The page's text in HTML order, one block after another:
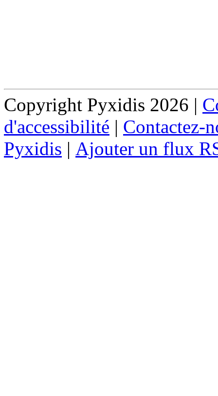
Copyright Pyxidis 2026 |
d'accessibilité | Contactez-
Pyxidis | Ajouter un flux